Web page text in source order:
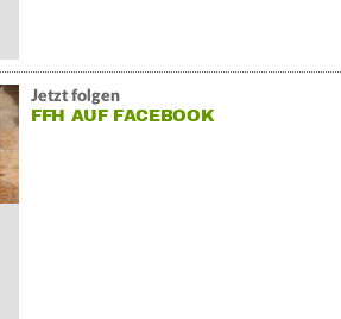
Jetzt folgen
FFH AUF FACEBOOK